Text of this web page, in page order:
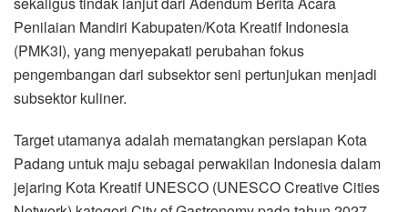
Penilaian Mandiri Kabupaten/Kota Kreatif Indonesia
(PMK3I), yang menyepakati perubahan fokus
pengembangan dari subsektor seni pertunjukan menjadi
subsektor kuliner.
Target utamanya adalah mematangkan persiapan Kota
Padang untuk maju sebagai perwakilan Indonesia dalam
jejaring Kota Kreatif UNESCO (UNESCO Creative Cities